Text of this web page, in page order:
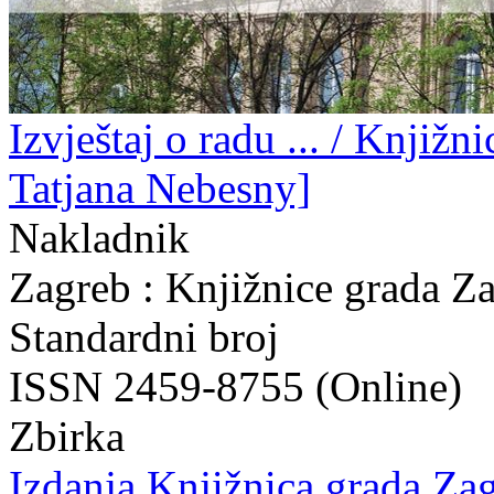
Izvještaj o radu ... /
Tatjana Nebesny]
Nakladnik
Zagreb : Knjižnice grada
Standardni broj
ISSN 2459-8755 (Online)
Zbirka